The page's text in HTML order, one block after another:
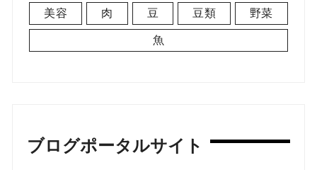
美容
肉 豆 豆類
野菜
魚
ブログポータルサイト